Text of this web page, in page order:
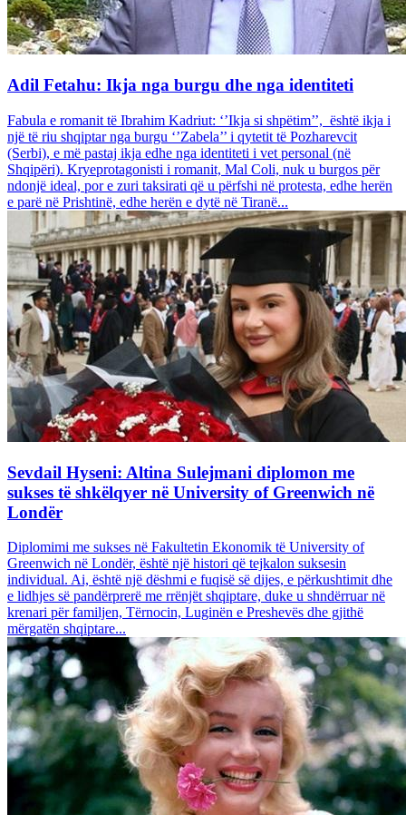
Adil Fetahu: Ikja nga burgu dhe nga identiteti
Fabula e romanit të Ibrahim Kadriut: ‘’Ikja si shpëtim’’, është ikja i
një të riu shqiptar nga burgu ‘’Zabela’’ i qytetit të Pozharevcit
(Serbi), e më pastaj ikja edhe nga identiteti i vet personal (në
Shqipëri). Kryeprotagonisti i romanit, Mal Coli, nuk u burgos për
ndonjë ideal, por e zuri taksirati që u përfshi në protesta, edhe herën
e parë në Prishtinë, edhe herën e dytë në Tiranë...
Sevdail Hyseni: Altina Sulejmani diplomon me
sukses të shkëlqyer në University of Greenwich në
Londër
Diplomimi me sukses në Fakultetin Ekonomik të University of
Greenwich në Londër, është një histori që tejkalon suksesin
individual. Ai, është një dëshmi e fuqisë së dijes, e përkushtimit dhe
e lidhjes së pandërprerë me rrënjët shqiptare, duke u shndërruar në
krenari për familjen, Tërnocin, Luginën e Preshevës dhe gjithë
mërgatën shqiptare...